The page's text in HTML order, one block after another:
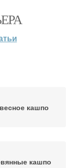
кашпо
кашпо